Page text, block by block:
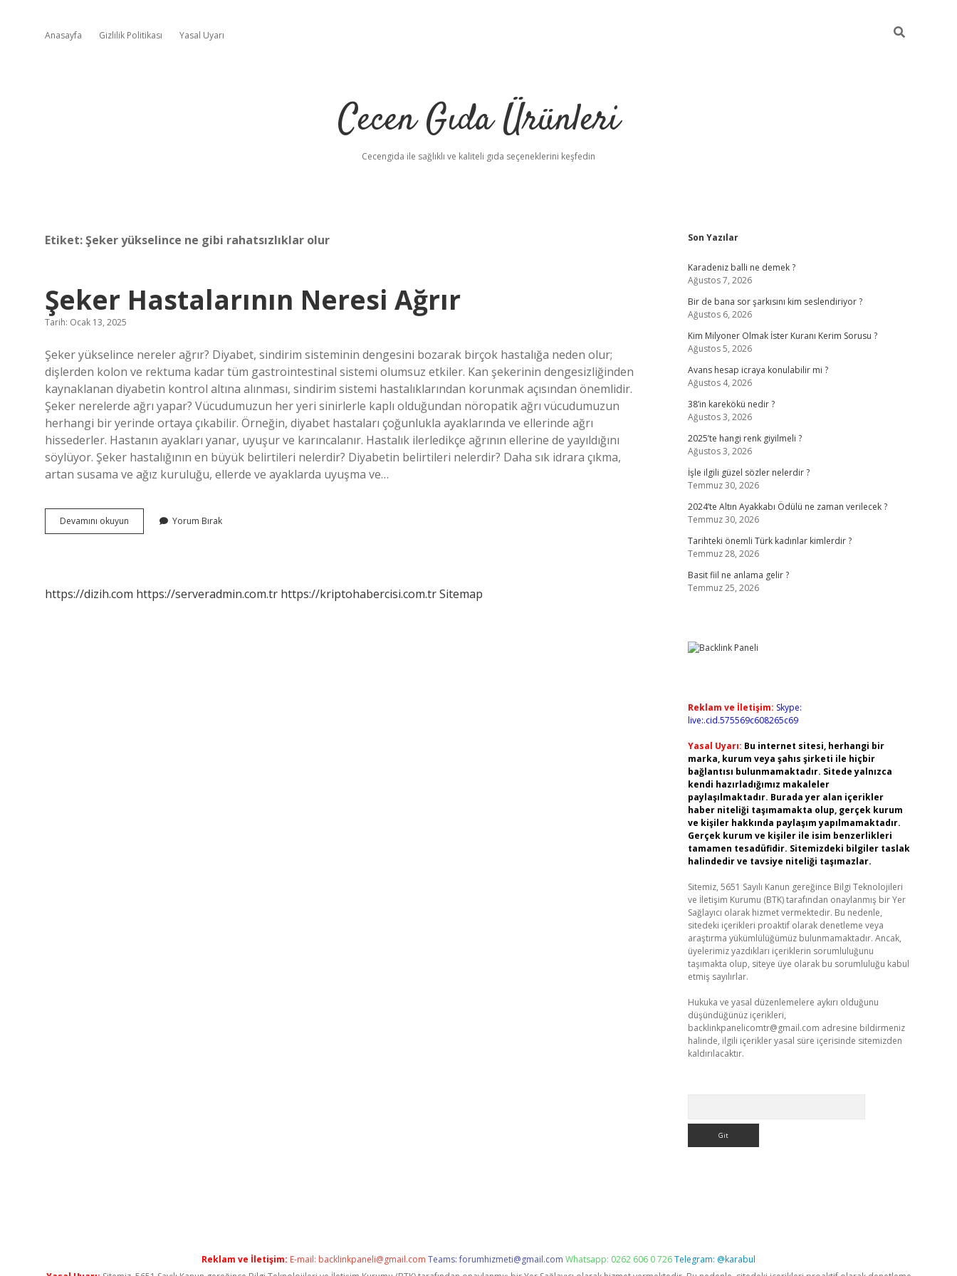
Anasayfa Gizlilik Politikası Yasal Uyarı
Cecen Gıda Ürünleri
Cecengida ile sağlıklı ve kaliteli gıda seçeneklerini keşfedin
Etiket:Şeker yükselince ne gibi rahatsızlıklar olur
Şeker Hastalarının Neresi Ağrır
Tarih: Ocak 13, 2025
Şeker yükselince nereler ağrır? Diyabet, sindirim sisteminin dengesini bozarak birçok hastalığa neden olur;
dişlerden kolon ve rektuma kadar tüm gastrointestinal sistemi olumsuz etkiler. Kan şekerinin dengesizliğinden
kaynaklanan diyabetin kontrol altına alınması, sindirim sistemi hastalıklarından korunmak açısından önemlidir.
Şeker nerelerde ağrı yapar? Vücudumuzun her yeri sinirlerle kaplı olduğundan nöropatik ağrı vücudumuzun
herhangi bir yerinde ortaya çıkabilir. Örneğin, diyabet hastaları çoğunlukla ayaklarında ve ellerinde ağrı
hissederler. Hastanın ayakları yanar, uyuşur ve karıncalanır. Hastalık ilerledikçe ağrının ellerine de yayıldığını
söylüyor. Şeker hastalığının en büyük belirtileri nelerdir? Diyabetin belirtileri nelerdir? Daha sık idrara çıkma,
artan susama ve ağız kuruluğu, ellerde ve ayaklarda uyuşma ve…
Devamını okuyun
Hastalarının
Yorum Bırak
https://dizih.com https://serveradmin.com.tr https://kriptohabercisi.com.trSitemap
Sidebar
Son Yazılar
Karadeniz balli ne demek ?
Ağustos 7, 2026
Bir de bana sor şarkısını kim seslendiriyor ?
Ağustos 6, 2026
Kim Milyoner Olmak İster Kuranı Kerim Sorusu ?
Ağustos 5, 2026
Avans hesap icraya konulabilir mi ?
Ağustos 4, 2026
38’in karekökü nedir ?
Ağustos 3, 2026
2025’te hangi renk giyilmeli ?
Ağustos 3, 2026
İşle ilgili güzel sözler nelerdir ?
Temmuz 30, 2026
2024’te Altın Ayakkabı Ödülü ne zaman verilecek ?
Temmuz 30, 2026
Tarihteki önemli Türk kadınlar kimlerdir ?
Temmuz 28, 2026
Basit fiil ne anlama gelir ?
Temmuz 25, 2026
Reklam ve İletişim: Skype:
live:.cid.575569c608265c69
Yasal Uyarı: Bu internet sitesi, herhangi bir
marka, kurum veya şahıs şirketi ile hiçbir
bağlantısı bulunmamaktadır. Sitede yalnızca
kendi hazırladığımız makaleler
paylaşılmaktadır. Burada yer alan içerikler
haber niteliği taşımamakta olup, gerçek kurum
ve kişiler hakkında paylaşım yapılmamaktadır.
Gerçek kurum ve kişiler ile isim benzerlikleri
tamamen tesadüfidir. Sitemizdeki bilgiler taslak
halindedir ve tavsiye niteliği taşımazlar.
Sitemiz, 5651 Sayılı Kanun gereğince Bilgi Teknolojileri
ve İletişim Kurumu (BTK) tarafından onaylanmış bir Yer
Sağlayıcı olarak hizmet vermektedir. Bu nedenle,
sitedeki içerikleri proaktif olarak denetleme veya
araştırma yükümlülüğümüz bulunmamaktadır. Ancak,
üyelerimiz yazdıkları içeriklerin sorumluluğunu
taşımakta olup, siteye üye olarak bu sorumluluğu kabul
etmiş sayılırlar.
Hukuka ve yasal düzenlemelere aykırı olduğunu
düşündüğünüz içerikleri,
backlinkpanelicomtr@gmail.com adresine bildirmeniz
halinde, ilgili içerikler yasal süre içerisinde sitemizden
kaldırılacaktır.
Reklam ve İletişim: E-mail: backlinkpaneli@gmail.com Teams:forumhizmeti@gmail.com Whatsapp: 0262 606 0 726Telegram: @karabul